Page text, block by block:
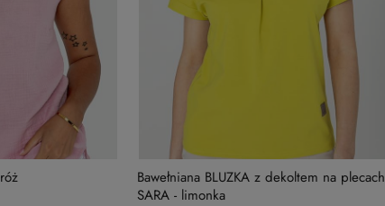
Bawełniana BLUZKA z dekoltem na plecach
SARA - limonka